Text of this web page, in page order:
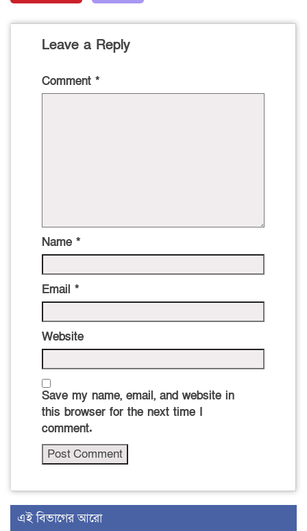
Leave a Reply
Comment *
Name *
Email *
Website
Save my name, email, and website in
this browser for the next time I
comment.
এই বিভাগের আরো